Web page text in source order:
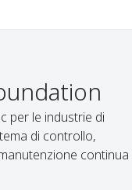
per le industrie di
di controllo,
continua